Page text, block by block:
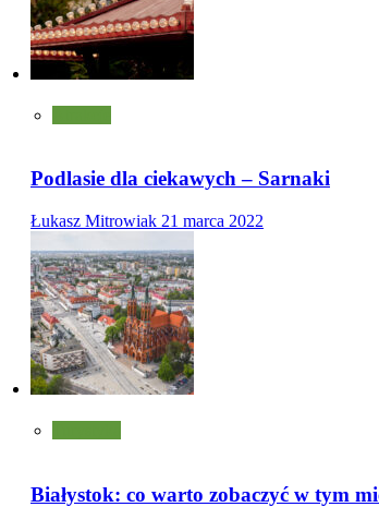
Podlasie dla ciekawych – Sarnaki
Łukasz Mitrowiak 21 marca 2022
Białystok: co warto zobaczyć w tym